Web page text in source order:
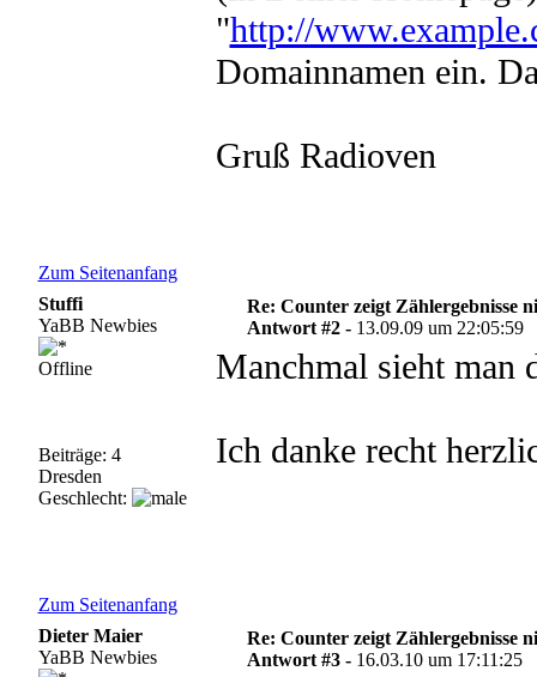
"http://
Domainnamen ein.
Gruß Radioven
Zum Seitenanfang
Stuffi
YaBB Newbies
Offline
Beiträge: 4
Dresden
Geschlecht:
Re: Counter zeigt Zählergebnisse
Antwort #2 - 13.09.09 um 22:05:59
Manchmal sieht man
Ich danke recht
Zum Seitenanfang
Dieter Maier
YaBB Newbies
Re: Counter zeigt Zählergebnisse
Antwort #3 - 16.03.10 um 17:11:25